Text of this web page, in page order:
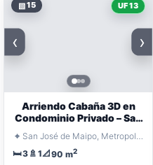
▧15 UF 13
‹ ›
Arriendo Cabaña 3D en
Condominio Privado – San
José de Maipo
⌖ San José de Maipo, Metropolitana Santiago
🛏️3 🚿 1📐90 m2